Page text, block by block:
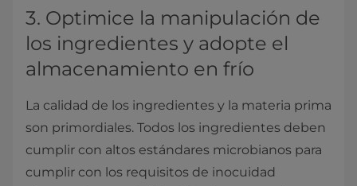
3. Optimice la manipulación de
los ingredientes y adopte el
almacenamiento en frío
La calidad de los ingredientes y la materia prima
son primordiales. Todos los ingredientes deben
cumplir con altos estándares microbianos para
cumplir con los requisitos de inocuidad